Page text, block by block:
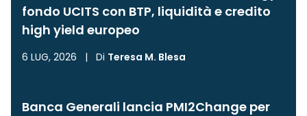
fondo UCITS con BTP, liquidità e credito
high yield europeo
6 LUG, 2026 | Di Teresa M. Blesa
Banca Generali lancia PMI2Change per